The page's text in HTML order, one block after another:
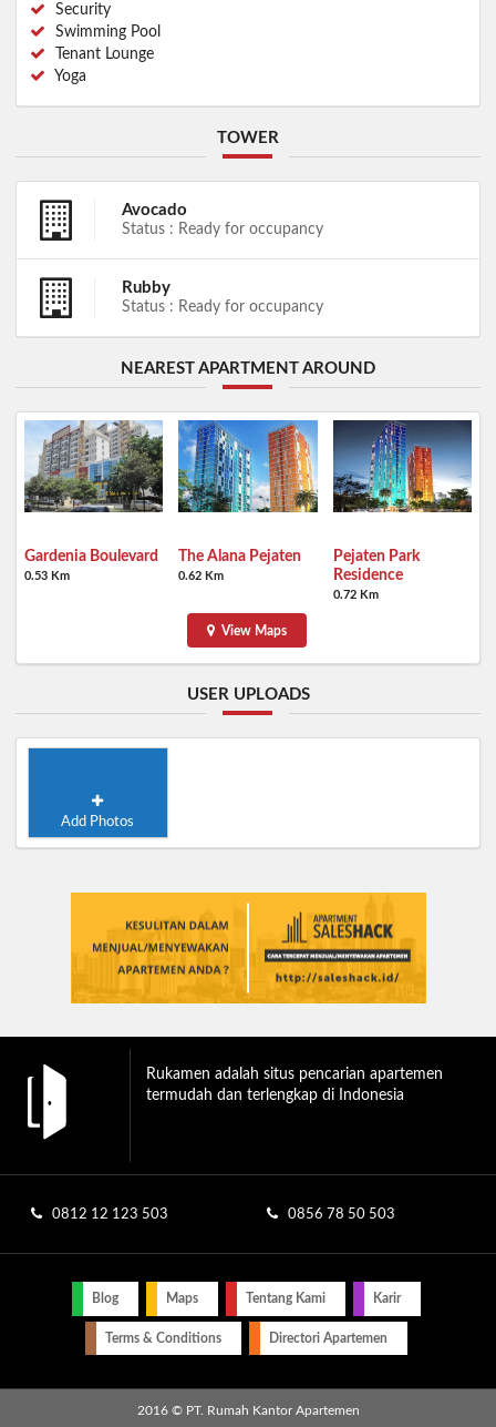
Security
Swimming Pool
Tenant Lounge
Yoga
TOWER
Avocado
Status : Ready for occupancy
Rubby
Status : Ready for occupancy
NEAREST APARTMENT AROUND
Gardenia Boulevard
0.53 Km
The Alana Pejaten
0.62 Km
Pejaten Park
Residence
0.72 Km
View Maps
USER UPLOADS
Add Photos
Rukamen adalah situs pencarian apartemen
termudah dan terlengkap di Indonesia
0812 12 123 503 0856 78 50 503
Blog Maps Tentang Kami Karir
Terms & Conditions Directori Apartemen
2016 © PT. Rumah Kantor Apartemen